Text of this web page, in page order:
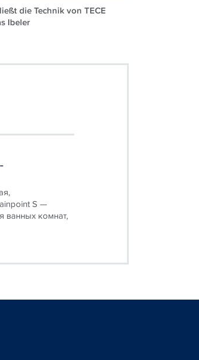
die Technik von TECE
Ibeler
S —
ванных комнат,